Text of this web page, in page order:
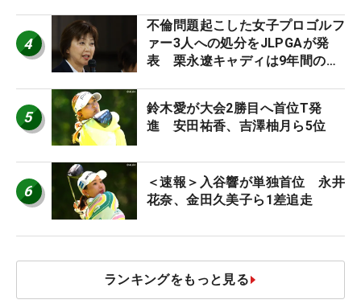
4
不倫問題起こした女子プロゴルフ
ァー3人への処分をJLPGAが発
表 栗永遼キャディは9年間の立
5
鈴木愛が大会2勝目へ首位T発
進 安田祐香、吉澤柚月ら5位
6
＜速報＞入谷響が単独首位 永井
花奈、金田久美子ら1差追走
ランキングをもっと見る